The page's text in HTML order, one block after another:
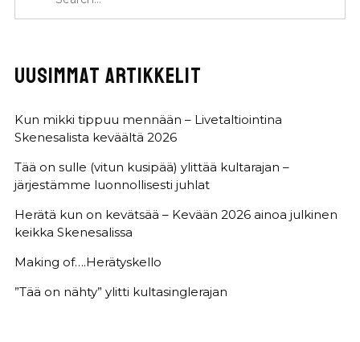
UUSIMMAT ARTIKKELIT
Kun mikki tippuu mennään – Livetaltiointina
Skenesalista keväältä 2026
Tää on sulle (vitun kusipää) ylittää kultarajan –
järjestämme luonnollisesti juhlat
Herätä kun on kevätsää – Kevään 2026 ainoa julkinen
keikka Skenesalissa
Making of….Herätyskello
”Tää on nähty” ylitti kultasinglerajan